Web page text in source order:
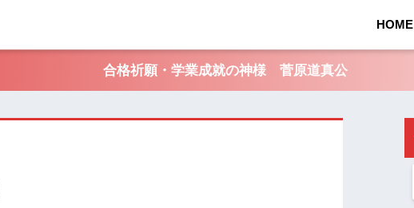
HOME
合格祈願・学業成就の神様 菅原道真公